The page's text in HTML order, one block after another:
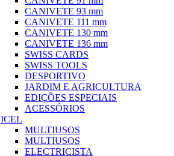
CANIVETE 93 mm
CANIVETE 111 mm
CANIVETE 130 mm
CANIVETE 136 mm
SWISS CARDS
SWISS TOOLS
DESPORTIVO
JARDIM E AGRICULTURA
EDIÇÕES ESPECIAIS
ACESSÓRIOS
ICEL
MULTIUSOS
MULTIUSOS
ELECTRICISTA